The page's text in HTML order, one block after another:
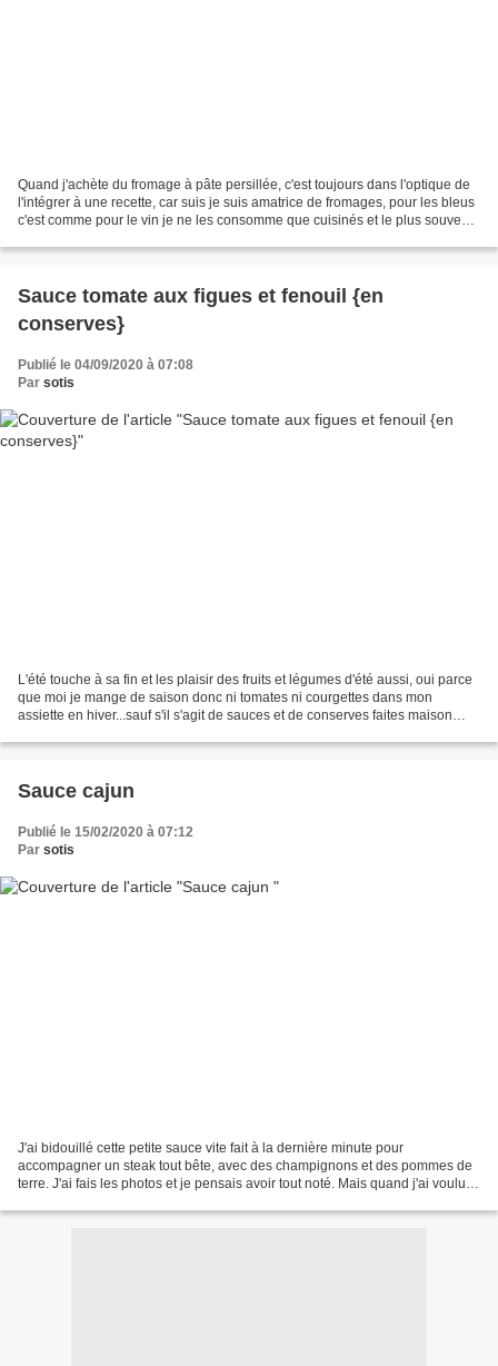
Quand j'achète du fromage à pâte persillée, c'est toujours dans l'optique de
l'intégrer à une recette, car suis je suis amatrice de fromages, pour les bleus
c'est comme pour le vin je ne les consomme que cuisinés et le plus souvent
Sauce tomate aux figues et fenouil {en
conserves}
Publié le 04/09/2020 à 07:08
Par sotis
L'été touche à sa fin et les plaisir des fruits et légumes d'été aussi, oui parce
que moi je mange de saison donc ni tomates ni courgettes dans mon
assiette en hiver...sauf s'il s'agit de sauces et de conserves faites maison
Sauce cajun
Publié le 15/02/2020 à 07:12
Par sotis
J'ai bidouillé cette petite sauce vite fait à la dernière minute pour
accompagner un steak tout bête, avec des champignons et des pommes de
terre. J'ai fais les photos et je pensais avoir tout noté. Mais quand j'ai voulu